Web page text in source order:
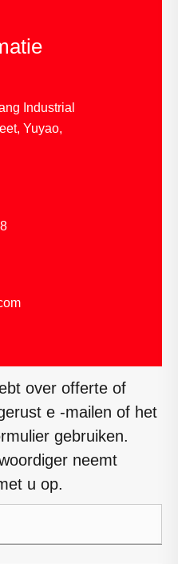
Industrial
Yuyao,
over offerte of
e -mailen of het
gebruiken.
neemt
u op.